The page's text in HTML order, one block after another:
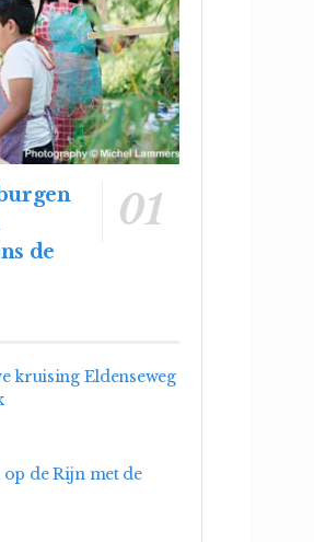
de
kruising Eldenseweg
de Rijn met de